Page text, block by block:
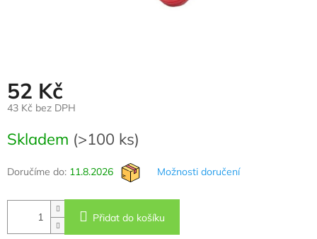
52 Kč
43 Kč bez DPH
cena:
Skladem (>100 ks)
Doručíme do: 11.8.2026 Možnosti doručení
Přidat do košíku